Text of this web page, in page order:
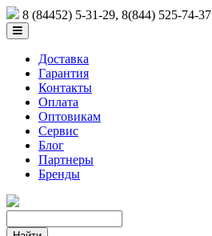
8 (84452) 5-31-29, 8(844) 525-74-37
Доставка
Гарантия
Контакты
Оплата
Оптовикам
Сервис
Блог
Партнеры
Бренды